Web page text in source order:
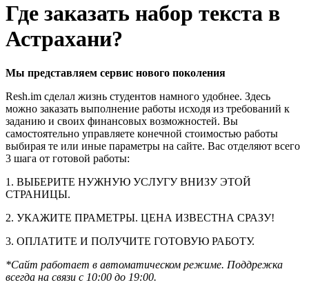
Где заказать набор текста в
Астрахани?
Мы представляем сервис нового поколения
Resh.im сделал жизнь студентов намного удобнее. Здесь
можно заказать выполнение работы исходя из требований к
заданию и своих финансовых возможностей. Вы
самостоятельно управляете конечной стоимостью работы
выбирая те или иные параметры на сайте. Вас отделяют всего
3 шага от готовой работы:
1. ВЫБЕРИТЕ НУЖНУЮ УСЛУГУ ВНИЗУ ЭТОЙ
СТРАНИЦЫ.
2. УКАЖИТЕ ПРАМЕТРЫ. ЦЕНА ИЗВЕСТНА СРАЗУ!
3. ОПЛАТИТЕ И ПОЛУЧИТЕ ГОТОВУЮ РАБОТУ.
*Сайт работает в автоматическом режиме. Поддрежка
всегда на связи с 10:00 до 19:00.